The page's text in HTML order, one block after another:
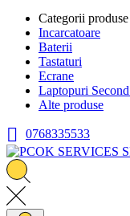
Categorii produse
Incarcatoare
Baterii
Tastaturi
Ecrane
Laptopuri
Alte produse
 0768335533